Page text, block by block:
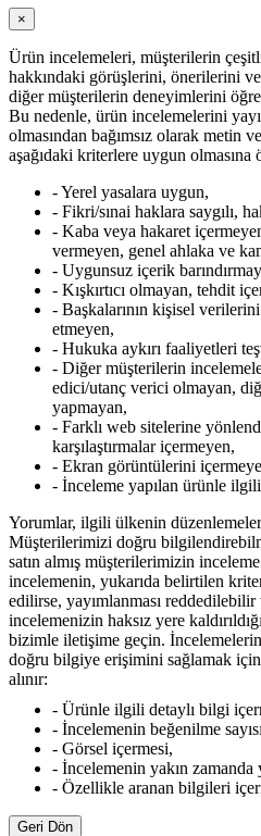
×
Ürün incelemeleri, müşterilerin
hakkındaki görüşlerini, önerilerini
diğer müşterilerin deneyimlerini
Bu nedenle, ürün incelemelerini
olmasından bağımsız olarak metin
aşağıdaki kriterlere uygun olmasına
- Yerel yasalara uygun,
- Fikri/sınai haklara saygılı,
- Kaba veya hakaret
vermeyen, genel ahlaka ve
- Uygunsuz içerik
- Kışkırtıcı olmayan, tehdit
- Başkalarının kişisel
etmeyen,
- Hukuka aykırı faaliyetleri
- Diğer müşterilerin
edici/utanç verici olmayan,
yapmayan,
- Farklı web sitelerine
karşılaştırmalar içermeyen,
- Ekran görüntülerini
- İnceleme yapılan ürünle
Yorumlar, ilgili ülkenin
Müşterilerimizi doğru
satın almış müşterilerimizin
incelemenin, yukarıda belirtilen
edilirse, yayımlanması
incelemenizin haksız yere
bizimle iletişime geçin. İncelemelerin
doğru bilgiye erişimini sağlamak
alınır:
- Ürünle ilgili detaylı bilgi
- İncelemenin beğenilme
- Görsel içermesi,
- İncelemenin yakın zamanda
- Özellikle aranan bilgileri
Geri Dön